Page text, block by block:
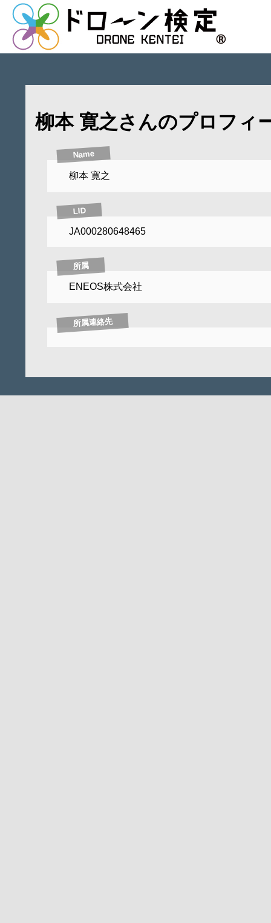
柳本 寛之さんのプロフィ
Name
柳本 寛之
LID
JA000280648465
所属
ENEOS株式会社
所属連絡先